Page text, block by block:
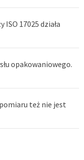
17025 działa
opakowaniowego.
też nie jest